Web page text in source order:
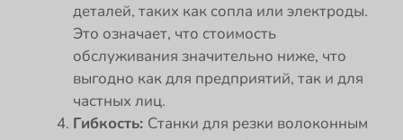
деталей, таких как сопла или электроды.
Это означает, что стоимость
обслуживания значительно ниже, что
выгодно как для предприятий, так и для
частных лиц.
Гибкость: Станки для резки волоконным